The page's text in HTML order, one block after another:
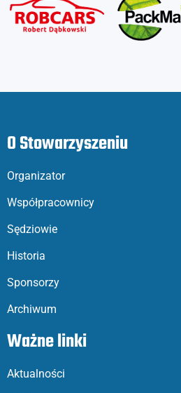
O Stowarzyszeniu
Organizator
Współpracownicy
Sędziowie
Historia
Sponsorzy
Archiwum
Ważne linki
Aktualności